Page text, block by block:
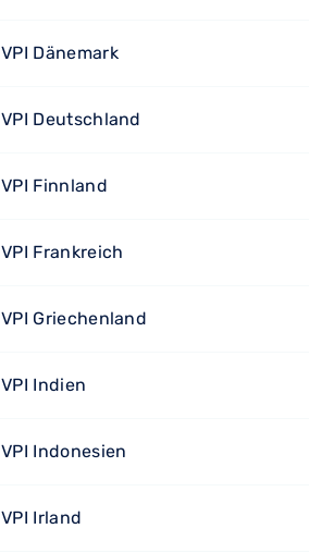
VPI Dänemark
VPI Deutschland
VPI Finnland
VPI Frankreich
VPI Griechenland
VPI Indien
VPI Indonesien
VPI Irland